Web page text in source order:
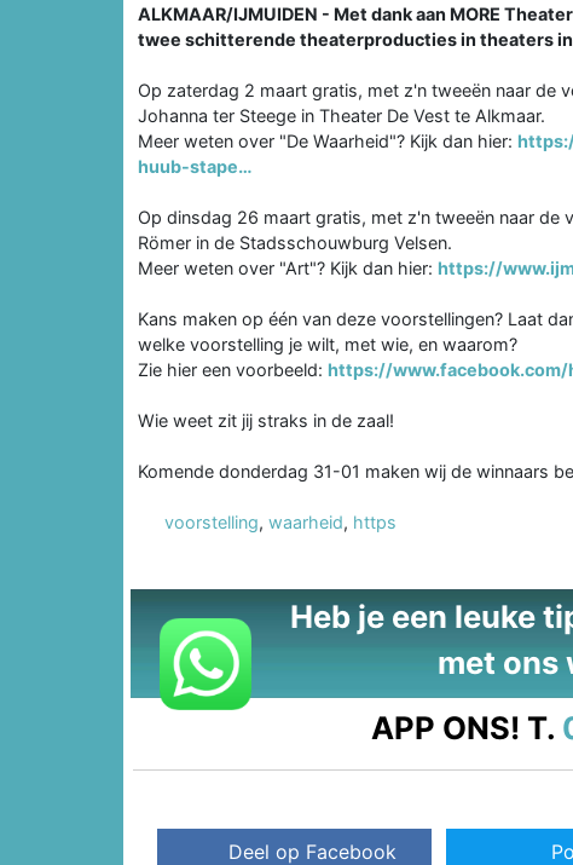
ALKMAAR/IJMUIDEN - Met dank aan MORE
twee schitterende theaterproducties in theaters
Op zaterdag 2 maart gratis, met z'n tweeën naar de
Johanna ter Steege in Theater De Vest te Alkmaar.
Meer weten over "De Waarheid"? Kijk dan hier:
huub-stape…
Op dinsdag 26 maart gratis, met z'n tweeën naar de
Römer in de Stadsschouwburg Velsen.
Meer weten over "Art"? Kijk dan hier: https://
Kans maken op één van deze voorstellingen? Laat
welke voorstelling je wilt, met wie, en waarom?
Zie hier een voorbeeld: https://www.facebook.com/
Wie weet zit jij straks in de zaal!
Komende donderdag 31-01 maken wij de winnaars
voorstelling, waarheid, https
Heb je een leuke
met ons
APP ONS! T.
Deel op Facebook